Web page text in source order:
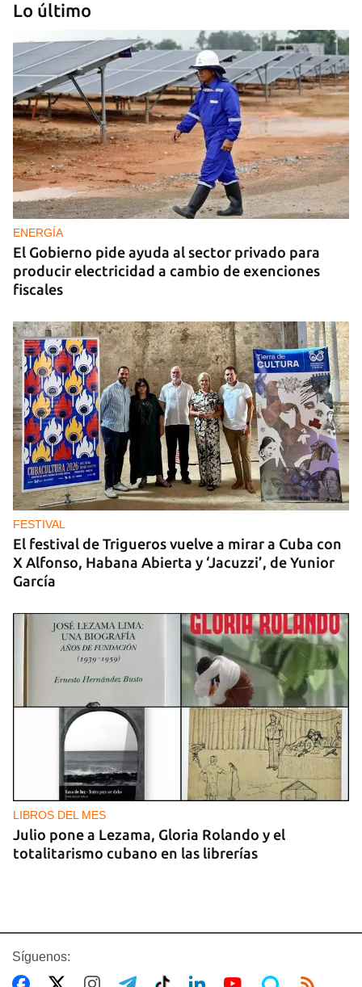
Cuba, el país más libre de occidente
Lo último
ENERGÍA
El Gobierno pide ayuda al sector privado para
producir electricidad a cambio de exenciones
fiscales
FESTIVAL
El festival de Trigueros vuelve a mirar a Cuba con
X Alfonso, Habana Abierta y ‘Jacuzzi’, de Yunior
García
LIBROS DEL MES
Julio pone a Lezama, Gloria Rolando y el
totalitarismo cubano en las librerías
Síguenos: